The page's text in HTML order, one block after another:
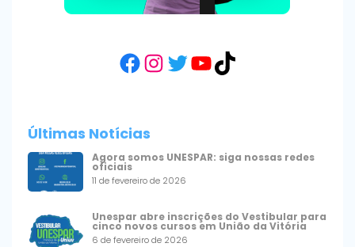
Facebook
Instagram
Twitter
YouTube
TikTok
Últimas Notícias
Agora somos UNESPAR: siga nossas redes
oficiais
11 de fevereiro de 2026
Unespar abre inscrições do Vestibular para
cinco novos cursos em União da Vitória
6 de fevereiro de 2026